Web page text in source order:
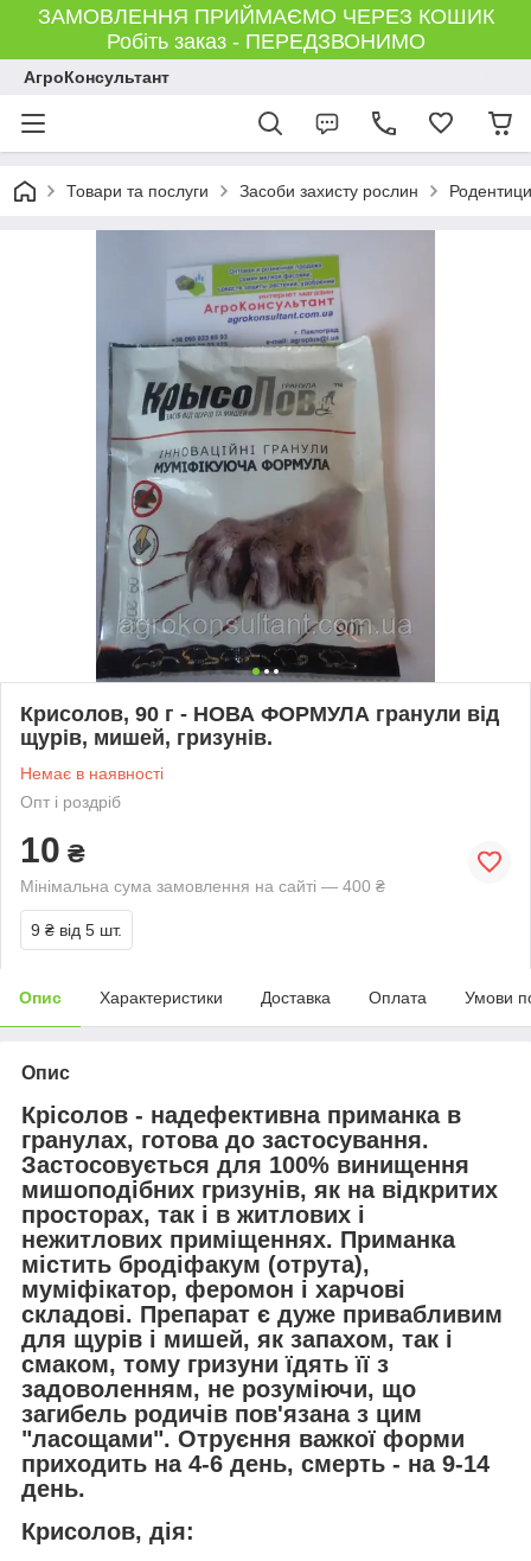
ЗАМОВЛЕННЯ ПРИЙМАЄМО ЧЕРЕЗ КОШИК
Робіть заказ - ПЕРЕДЗВОНИМО
АгроКонсультант
Товари та послуги Засоби захисту рослин
Крисолов, 90 г - НОВА ФОРМУЛА гранули від
щурів, мишей, гризунів.
Немає в наявності
Опт і роздріб
10 ₴
Мінімальна сума замовлення на сайті — 400 ₴
9 ₴ від 5 шт.
Опис Характеристики Доставка Оплата Умови
Опис
Крісолов - надефективна приманка в
гранулах, готова до застосування.
Застосовується для 100% винищення
мишоподібних гризунів, як на відкритих
просторах, так і в житлових і
нежитлових приміщеннях. Приманка
містить бродіфакум (отрута),
муміфікатор, феромон і харчові
складові. Препарат є дуже привабливим
для щурів і мишей, як запахом, так і
смаком, тому гризуни їдять її з
задоволенням, не розуміючи, що
загибель родичів пов'язана з цим
"ласощами". Отруєння важкої форми
приходить на 4-6 день, смерть - на 9-14
день.
Крисолов, дія: